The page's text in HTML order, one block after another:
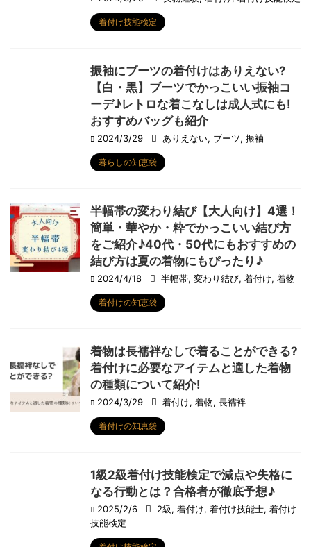
着付け技能検定
振袖にブーツの着付けはありえない?
【白・黒】ブーツでかっこいい振袖コ
ーデ♪レトロな着こなしは成人式にも!
おすすめバッグも紹介
2024/3/29 ありえない, ブーツ, 振袖
暮らしの知恵袋
半幅帯の変わり結び【大人向け】4選！
簡単・華やか・粋でかっこいい結び方
をご紹介♪40代・50代にもおすすめの
結び方は夏の着物にもぴったり♪
2024/4/18 半幅帯, 変わり結び, 着付け, 着物
着付けの知恵袋
着物は長襦袢なしで着ることができる?
着付けに必要なアイテムと適した着物
の種類について紹介!
2024/3/29 着付け, 着物, 長襦袢
着付けの知恵袋
1級2級着付け技能検定で減点や失格に
なる行動とは？合格者が徹底予想♪
2025/2/6 2級, 着付け, 着付け技能士, 着付け
技能検定